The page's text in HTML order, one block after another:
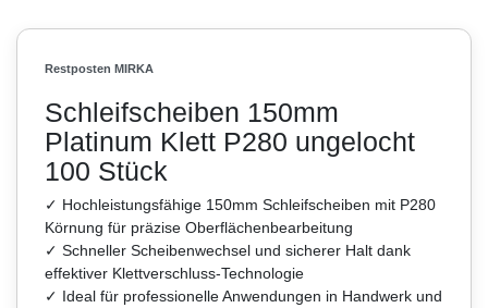
Restposten MIRKA
Schleifscheiben 150mm
Platinum Klett P280 ungelocht
100 Stück
✓ Hochleistungsfähige 150mm Schleifscheiben mit P280
Körnung für präzise Oberflächenbearbeitung
✓ Schneller Scheibenwechsel und sicherer Halt dank
effektiver Klettverschluss-Technologie
✓ Ideal für professionelle Anwendungen in Handwerk und